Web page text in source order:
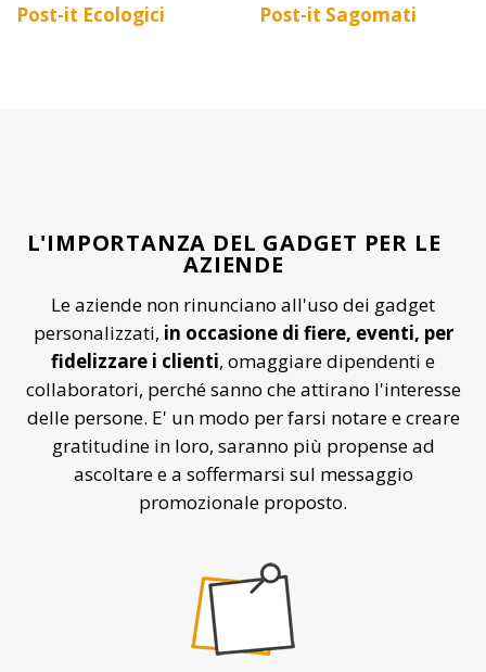
Post-it Ecologici Post-it Sagomati
L'IMPORTANZA DEL GADGET PER LE
AZIENDE
Le aziende non rinunciano all'uso dei gadget
personalizzati, in occasione di fiere, eventi, per
fidelizzare i clienti, omaggiare dipendenti e
collaboratori, perché sanno che attirano l'interesse
delle persone. E' un modo per farsi notare e creare
gratitudine in loro, saranno più propense ad
ascoltare e a soffermarsi sul messaggio
promozionale proposto.